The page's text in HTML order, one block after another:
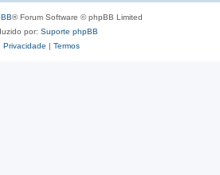
® Forum Software © phpBB Limited
por: Suporte phpBB
Privacidade | Termos